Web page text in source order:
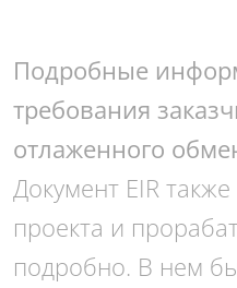
Подробные
требования
отлаженного
Документ EIR
проекта и
подробно. В нем